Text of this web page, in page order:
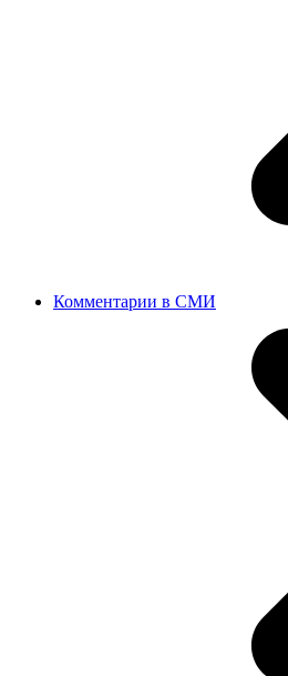
Комментарии в СМИ